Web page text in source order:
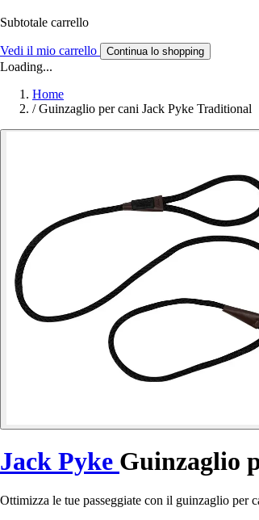
Subtotale carrello
Vedi il mio carrello Continua lo shopping
Loading...
Home
/ Guinzaglio per cani Jack Pyke Traditional
Jack Pyke Guinzaglio
Ottimizza le tue passeggiate con il guinzaglio per